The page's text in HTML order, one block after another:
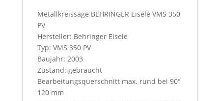
o
u
p
r
e
s
s
t
Metallkreissäge BEHRINGER Eisele VMS 350
PV
Hersteller: Behringer Eisele
Typ: VMS 350 PV
Baujahr: 2003
Zustand: gebraucht
Bearbeitungsquerschnitt max. rund bei 90°
120 mm